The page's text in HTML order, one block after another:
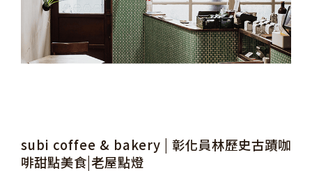
subi coffee & bakery | 彰化員林歷史古蹟咖
啡甜點美食|老屋點燈